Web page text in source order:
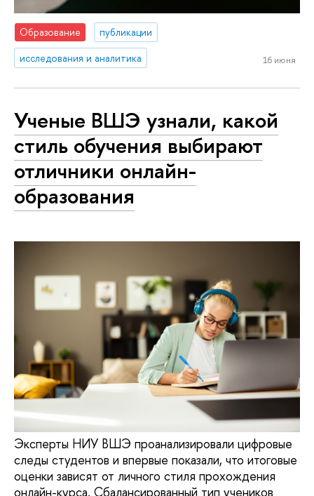
Образование
публикации
исследования и аналитика
16 июня
Ученые ВШЭ узнали, какой
стиль обучения выбирают
отличники онлайн-
образования
Эксперты НИУ ВШЭ проанализировали цифровые
следы студентов и впервые показали, что итоговые
оценки зависят от личного стиля прохождения
онлайн-курса. Сбалансированный тип учеников